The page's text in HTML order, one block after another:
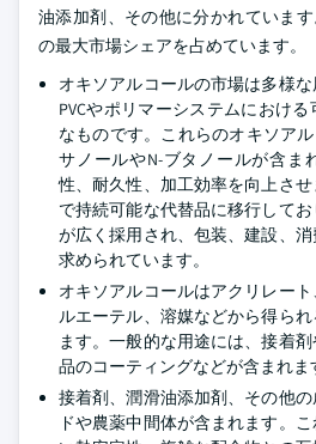
油添加剤、その他に分かれていま
の最大市場シェアを占めています。
オキソアルコールの市場は多様
PVCやポリマーシステムにおけ
なものです。これらのオキソア
サノールやN-ブタノールが含ま
性、耐久性、加工効率を向上さ
で持続可能な代替品に移行して
が広く採用され、包装、建設、
求められています。
オキソアルコールはアクリレー
ルエーテル、溶媒などから得ら
ます。一般的な用途には、接着
品のコーティングなどが含まれま
接着剤、潤滑油添加剤、その他
ドや農薬中間体が含まれます。